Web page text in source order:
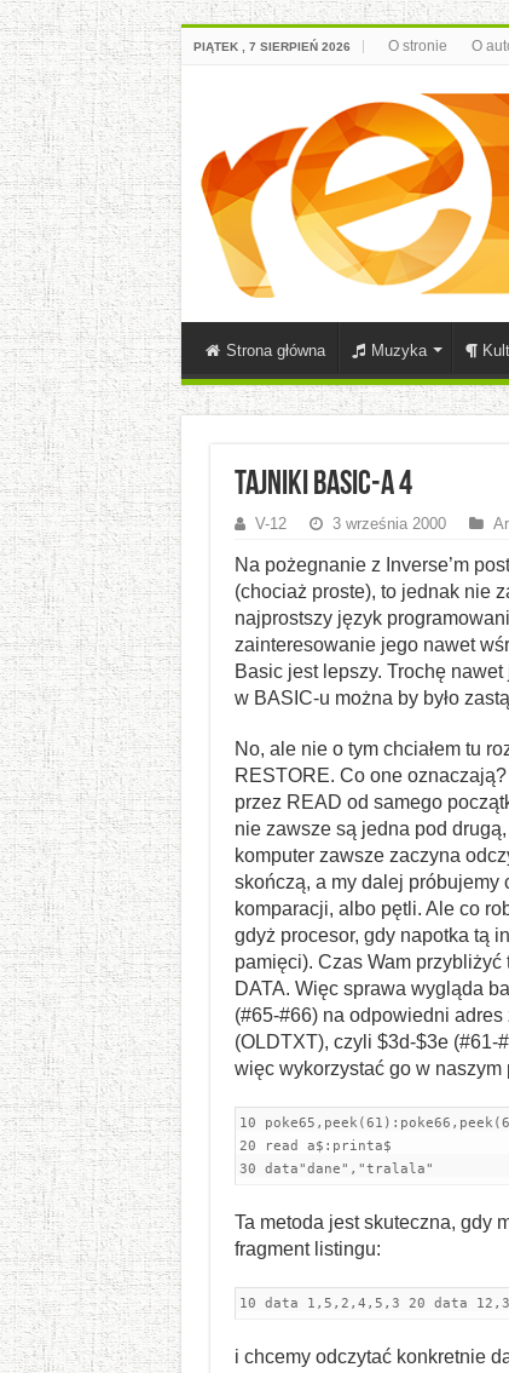
PIĄTEK , 7 SIERPIEŃ 2026 O stronie O
Strona główna Muzyka
Tajniki BASIC-a 4
V-12 3 września 2000
Na pożegnanie z Inverse’m
(chociaż proste), to jednak nie
najprostszy język
zainteresowanie jego nawet
Basic jest lepszy. Trochę
w BASIC-u można by było
No, ale nie o tym chciałem tu
RESTORE. Co one
przez READ od samego
nie zawsze są jedna pod
komputer zawsze zaczyna
skończą, a my dalej próbujemy
komparacji, albo pętli. Ale co
gdyż procesor, gdy napotka tą
pamięci). Czas Wam
DATA. Więc sprawa wygląda
(#65-#66) na odpowiedni
(OLDTXT), czyli $3d-$3e (#61-
więc wykorzystać go w naszym
10
20 read a$:printa$
30 data"dane","tralala"
Ta metoda jest skuteczna, gdy
fragment listingu:
10 data 1,5,2,4,5,3 20 data
i chcemy odczytać konkretnie